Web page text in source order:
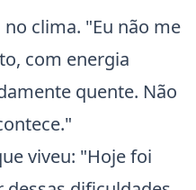
clima. "Eu não me
com energia
quente. Não
viveu: "Hoje foi